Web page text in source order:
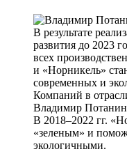
В результате
развития до 2023
всех
и «Норникель»
современных и
Компаний в
Владимир Потанин
В 2018–2022 гг.
«зеленым» и
экологичными.